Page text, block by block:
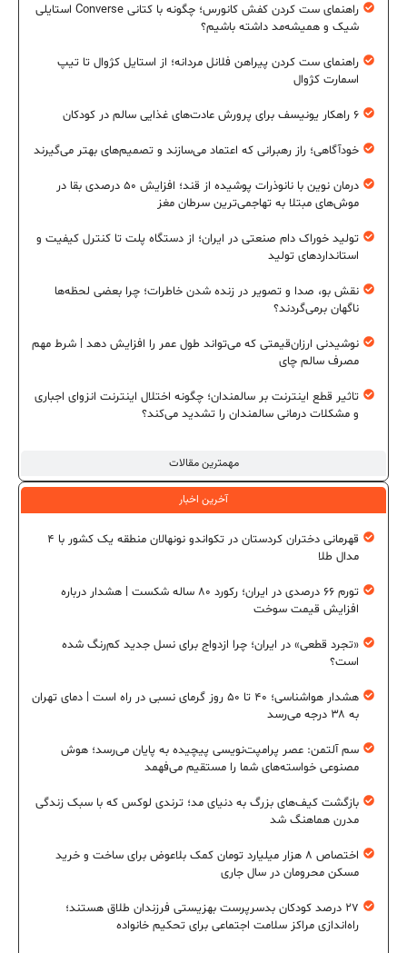
مهمترین مقالات
راهنمای ست کردن کفش کانورس؛ چگونه با کتانی Converse استایلی
شیک و همیشه‌مد داشته باشیم؟
راهنمای ست کردن پیراهن فلانل مردانه؛ از استایل کژوال تا تیپ
اسمارت کژوال
۶ راهکار یونیسف برای پرورش عادت‌های غذایی سالم در کودکان
خودآگاهی؛ راز رهبرانی که اعتماد می‌سازند و تصمیم‌های بهتر می‌گیرند
درمان نوین با نانوذرات پوشیده از قند؛ افزایش ۵۰ درصدی بقا در
موش‌های مبتلا به تهاجمی‌ترین سرطان مغز
تولید خوراک دام صنعتی در ایران؛ از دستگاه پلت تا کنترل کیفیت و
استانداردهای تولید
نقش بو، صدا و تصویر در زنده شدن خاطرات؛ چرا بعضی لحظه‌ها
ناگهان برمی‌گردند؟
نوشیدنی ارزان‌قیمتی که می‌تواند طول عمر را افزایش دهد | شرط مهم
مصرف سالم چای
تاثیر قطع اینترنت بر سالمندان؛ چگونه اختلال اینترنت انزوای اجباری
و مشکلات درمانی سالمندان را تشدید می‌کند؟
آخرین اخبار
قهرمانی دختران کردستان در تکواندو نونهالان منطقه یک کشور با ۴
مدال طلا
تورم ۶۶ درصدی در ایران؛ رکورد ۸۰ ساله شکست | هشدار درباره
افزایش قیمت سوخت
«تجرد قطعی» در ایران؛ چرا ازدواج برای نسل جدید کم‌رنگ شده
است؟
هشدار هواشناسی؛ ۴۰ تا ۵۰ روز گرمای نسبی در راه است | دمای تهران
به ۳۸ درجه می‌رسد
سم آلتمن: عصر پرامپت‌نویسی پیچیده به پایان می‌رسد؛ هوش
مصنوعی خواسته‌های شما را مستقیم می‌فهمد
بازگشت کیف‌های بزرگ به دنیای مد؛ ترندی لوکس که با سبک زندگی
مدرن هماهنگ شد
اختصاص ۸ هزار میلیارد تومان کمک بلاعوض برای ساخت و خرید
مسکن محرومان در سال جاری
۲۷ درصد کودکان بدسرپرست بهزیستی فرزندان طلاق هستند؛
راه‌اندازی مراکز سلامت اجتماعی برای تحکیم خانواده